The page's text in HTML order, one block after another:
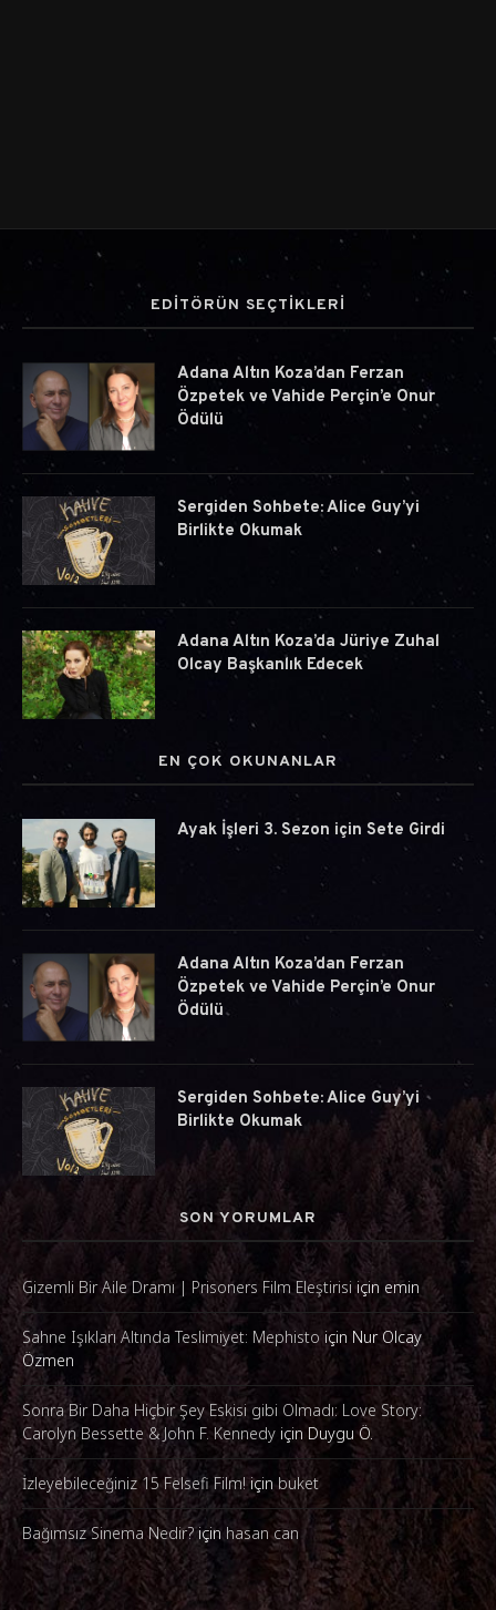
EDİTÖRÜN SEÇTİKLERİ
Adana Altın Koza’dan Ferzan
Özpetek ve Vahide Perçin’e Onur
Ödülü
Sergiden Sohbete: Alice Guy’yi
Birlikte Okumak
Adana Altın Koza’da Jüriye Zuhal
Olcay Başkanlık Edecek
EN ÇOK OKUNANLAR
Ayak İşleri 3. Sezon için Sete Girdi
Adana Altın Koza’dan Ferzan
Özpetek ve Vahide Perçin’e Onur
Ödülü
Sergiden Sohbete: Alice Guy’yi
Birlikte Okumak
SON YORUMLAR
Gizemli Bir Aile Dramı | Prisoners Film Eleştirisi için emin
Sahne Işıkları Altında Teslimiyet: Mephisto için Nur Olcay
Özmen
Sonra Bir Daha Hiçbir Şey Eskisi gibi Olmadı: Love Story:
Carolyn Bessette & John F. Kennedy için Duygu Ö.
İzleyebileceğiniz 15 Felsefi Film!içinbuket
Bağımsız Sinema Nedir?içinhasan can